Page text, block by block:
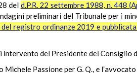
del d.P.R. 22 settembre 1988, n. 448
preliminari del Tribunale per i
registro ordinanze 2019 e
intervento del Presidente del Consiglio
Passione per G. Q., e